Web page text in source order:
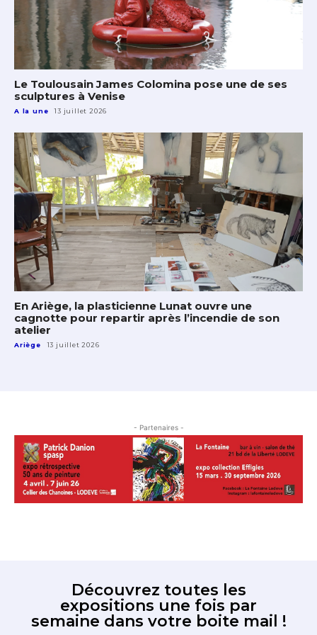
Le Toulousain James Colomina pose une de ses
sculptures à Venise
A la une 13 juillet 2026
En Ariège, la plasticienne Lunat ouvre une
cagnotte pour repartir après l’incendie de son
atelier
Ariège 13 juillet 2026
- Partenaires -
Découvrez toutes les
expositions une fois par
semaine dans votre boite mail !